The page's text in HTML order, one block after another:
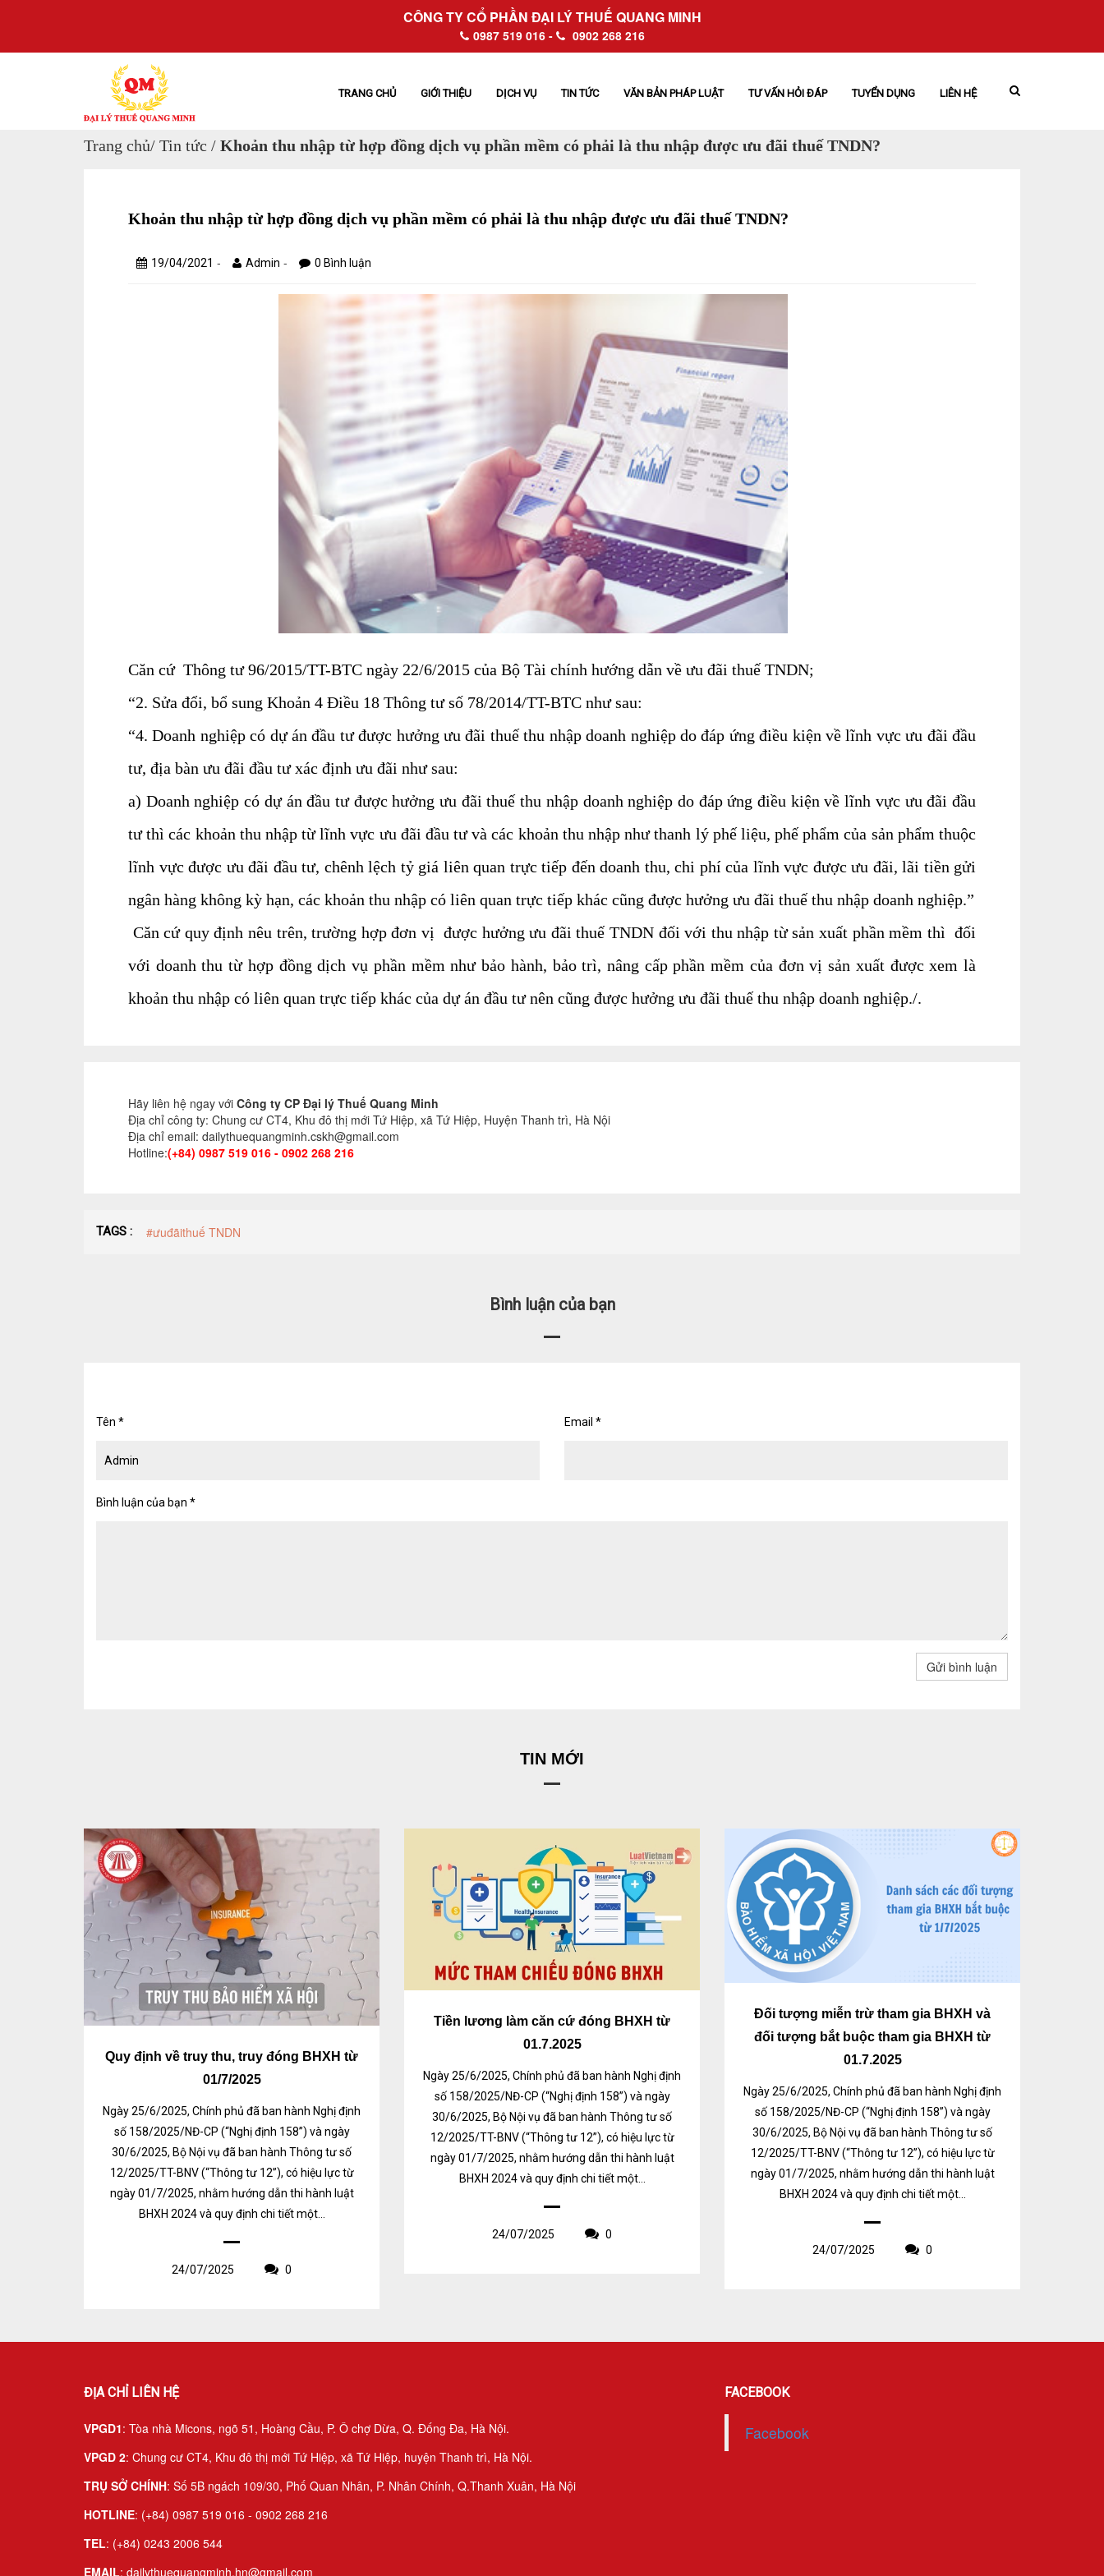
CÔNG TY CỔ PHẦN ĐẠI LÝ THUẾ QUANG MINH
0987 519 016 - 0902 268 216
TRANG CHỦ GIỚI THIỆU DỊCH VỤ TIN TỨC VĂN BẢN PHÁP LUẬT TƯ VẤN HỎI ĐÁP TUYỂN DỤNG LIÊN HỆ
Trang chủ/ Tin tức / Khoản thu nhập từ hợp đồng dịch vụ phần mềm có phải là thu nhập được ưu đãi thuế TNDN?
Khoản thu nhập từ hợp đồng dịch vụ phần mềm có phải là thu nhập được ưu đãi thuế TNDN?
19/04/2021 - Admin - 0 Bình luận
Căn cứ Thông tư 96/2015/TT-BTC ngày 22/6/2015 của Bộ Tài chính hướng dẫn về ưu đãi thuế TNDN;
“2. Sửa đổi, bổ sung Khoản 4 Điều 18 Thông tư số 78/2014/TT-BTC như sau:
“4. Doanh nghiệp có dự án đầu tư được hưởng ưu đãi thuế thu nhập doanh nghiệp do đáp ứng điều kiện về lĩnh vực ưu đãi đầu
tư, địa bàn ưu đãi đầu tư xác định ưu đãi như sau:
a) Doanh nghiệp có dự án đầu tư được hưởng ưu đãi thuế thu nhập doanh nghiệp do đáp ứng điều kiện về lĩnh vực ưu đãi đầu
tư thì các khoản thu nhập từ lĩnh vực ưu đãi đầu tư và các khoản thu nhập như thanh lý phế liệu, phế phẩm của sản phẩm thuộc
lĩnh vực được ưu đãi đầu tư, chênh lệch tỷ giá liên quan trực tiếp đến doanh thu, chi phí của lĩnh vực được ưu đãi, lãi tiền gửi
ngân hàng không kỳ hạn, các khoản thu nhập có liên quan trực tiếp khác cũng được hưởng ưu đãi thuế thu nhập doanh nghiệp.”
Căn cứ quy định nêu trên, trường hợp đơn vị được hưởng ưu đãi thuế TNDN đối với thu nhập từ sản xuất phần mềm thì đối
với doanh thu từ hợp đồng dịch vụ phần mềm như bảo hành, bảo trì, nâng cấp phần mềm của đơn vị sản xuất được xem là
khoản thu nhập có liên quan trực tiếp khác của dự án đầu tư nên cũng được hưởng ưu đãi thuế thu nhập doanh nghiệp./.
Hãy liên hệ ngay với Công ty CP Đại lý Thuế Quang Minh
Địa chỉ công ty: Chung cư CT4, Khu đô thị mới Tứ Hiệp, xã Tứ Hiệp, Huyện Thanh trì, Hà Nội
Địa chỉ email: dailythuequangminh.cskh@gmail.com
Hotline:(+84) 0987 519 016 - 0902 268 216
TAGS : #ưuđãithuế TNDN
Bình luận của bạn
Tên * Email *
Bình luận của bạn *
Gửi bình luận
TIN MỚI
Quy định về truy thu, truy đóng BHXH từ
01/7/2025
Ngày 25/6/2025, Chính phủ đã ban hành Nghị định
số 158/2025/NĐ-CP (“Nghị định 158”) và ngày
30/6/2025, Bộ Nội vụ đã ban hành Thông tư số
12/2025/TT-BNV (“Thông tư 12”), có hiệu lực từ
ngày 01/7/2025, nhằm hướng dẫn thi hành luật
BHXH 2024 và quy định chi tiết một...
24/07/2025 0
Tiền lương làm căn cứ đóng BHXH từ
01.7.2025
Ngày 25/6/2025, Chính phủ đã ban hành Nghị định
số 158/2025/NĐ-CP (“Nghị định 158”) và ngày
30/6/2025, Bộ Nội vụ đã ban hành Thông tư số
12/2025/TT-BNV (“Thông tư 12”), có hiệu lực từ
ngày 01/7/2025, nhằm hướng dẫn thi hành luật
BHXH 2024 và quy định chi tiết một...
24/07/2025 0
Đối tượng miễn trừ tham gia BHXH và
đối tượng bắt buộc tham gia BHXH từ
01.7.2025
Ngày 25/6/2025, Chính phủ đã ban hành Nghị định
số 158/2025/NĐ-CP (“Nghị định 158”) và ngày
30/6/2025, Bộ Nội vụ đã ban hành Thông tư số
12/2025/TT-BNV (“Thông tư 12”), có hiệu lực từ
ngày 01/7/2025, nhằm hướng dẫn thi hành luật
BHXH 2024 và quy định chi tiết một...
24/07/2025 0
ĐỊA CHỈ LIÊN HỆ
VPGD1: Tòa nhà Micons, ngõ 51, Hoàng Cầu, P. Ô chợ Dừa, Q. Đống Đa, Hà Nội.
VPGD 2: Chung cư CT4, Khu đô thị mới Tứ Hiệp, xã Tứ Hiệp, huyện Thanh trì, Hà Nội.
TRỤ SỞ CHÍNH: Số 5B ngách 109/30, Phố Quan Nhân, P. Nhân Chính, Q.Thanh Xuân, Hà Nội
HOTLINE: (+84) 0987 519 016 - 0902 268 216
TEL: (+84) 0243 2006 544
EMAIL: dailythuequangminh.hn@gmail.com
FACEBOOK
Facebook